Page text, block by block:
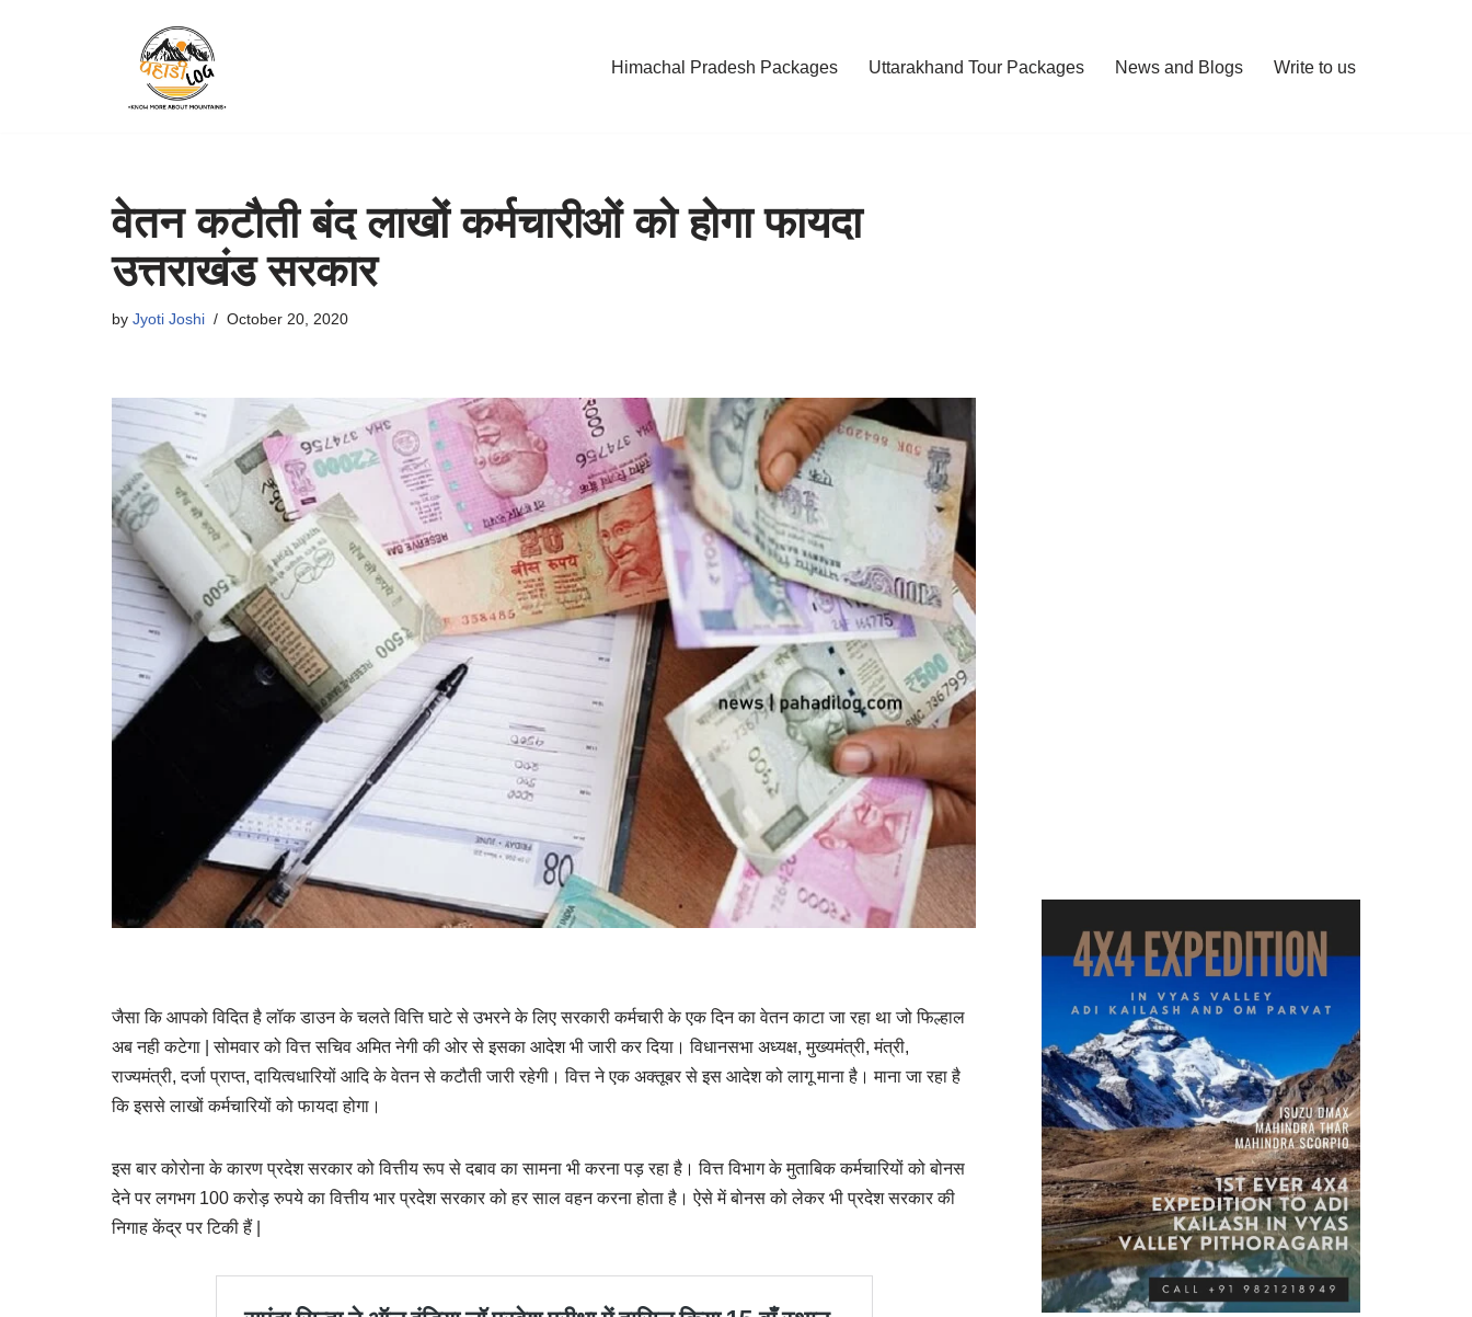
Himachal Pradesh Packages Uttarakhand Tour Packages News and Blogs Write to us
वेतन कटौती बंद लाखों कर्मचारीओं को होगा फायदा
उत्तराखंड सरकार
by Jyoti Joshi October 20, 2020
जैसा कि आपको विदित है लॉक डाउन के चलते वित्ति घाटे से उभरने के लिए सरकारी कर्मचारी के एक दिन का वेतन काटा जा रहा था जो फिल्हाल
अब नही कटेगा | सोमवार को वित्त सचिव अमित नेगी की ओर से इसका आदेश भी जारी कर दिया। विधानसभा अध्यक्ष, मुख्यमंत्री, मंत्री,
राज्यमंत्री, दर्जा प्राप्त, दायित्वधारियों आदि के वेतन से कटौती जारी रहेगी। वित्त ने एक अक्तूबर से इस आदेश को लागू माना है। माना जा रहा है
कि इससे लाखों कर्मचारियों को फायदा होगा।
इस बार कोरोना के कारण प्रदेश सरकार को वित्तीय रूप से दबाव का सामना भी करना पड़ रहा है। वित्त विभाग के मुताबिक कर्मचारियों को बोनस
देने पर लगभग 100 करोड़ रुपये का वित्तीय भार प्रदेश सरकार को हर साल वहन करना होता है। ऐसे में बोनस को लेकर भी प्रदेश सरकार की
निगाह केंद्र पर टिकी हैं |